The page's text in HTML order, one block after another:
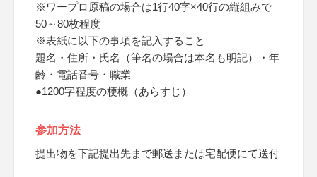
※ワープロ原稿の場合は1行40字×40行の縦組みで
50～80枚程度
※表紙に以下の事項を記入すること
題名・住所・氏名（筆名の場合は本名も明記）・年
齢・電話番号・職業
●1200字程度の梗概（あらすじ）
参加方法
提出物を下記提出先まで郵送または宅配便にて送付